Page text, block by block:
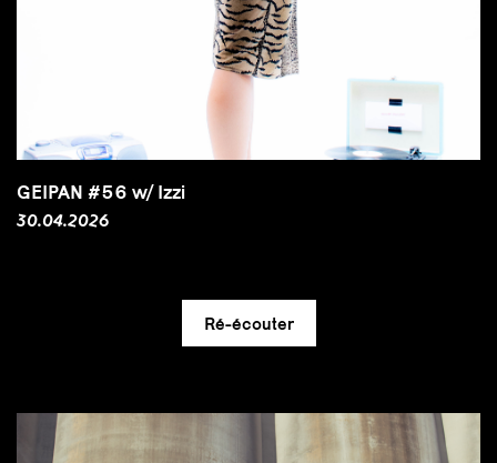
GEIPAN #56 w/ Izzi
30.04.2026